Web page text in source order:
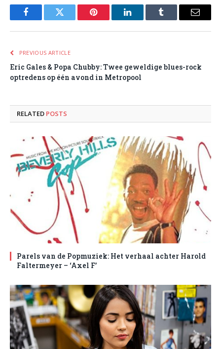
FacebookTwitter Pinterest LinkedInTumblr Email
PREVIOUS ARTICLE
Eric Gales & Popa Chubby: Twee geweldige blues-rock
optredens op één avond in Metropool
RELATED POSTS
Parels van de Popmuziek: Het verhaal achter Harold
Faltermeyer – ‘Axel F’